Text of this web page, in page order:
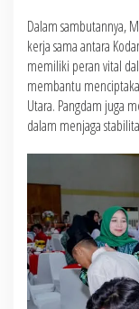
Dalam sambutannya,
kerja sama antara
memiliki peran vital
membantu
Utara. Pangdam juga
dalam menjaga